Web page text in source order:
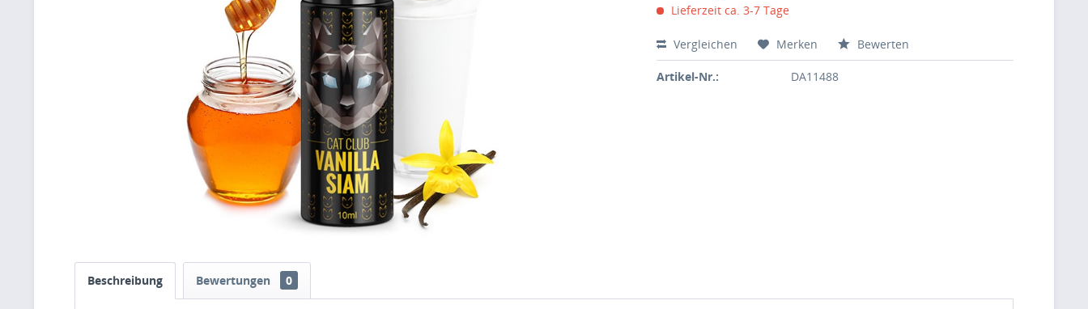
Lieferzeit ca. 3-7 Tage
Vergleichen Merken Bewerten
Artikel-Nr.: DA11488
Beschreibung Bewertungen 0